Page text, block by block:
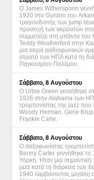
Ο James Witherspoon
1920 στο Gurdon του
τραγουδιστής των jump
προσοχή των ακροατών στο
συμμετείχε στη μπάντα του
Teddy Weatherford στην
μια σειρά ραδιοφωνικών
στρατό των ΗΠΑ κατά τη
Παγκοσμίου Πολέμου.
Σάββατο, 8 Αυγούστου
Ο Urbie Green γεννήθηκε
1926 στην Alabama των
τρομπονίστας της jazz που
Woody Herman, Gene
Frankie Carle.
Σάββατο, 8 Αυγούστου
Ο σαξοφωνίστας
Benny Carter γεννήθηκε
Υόρκη. Ήταν μια
jazz κατά τη διάρκεια των
1940 λαμβάνοντας μεγάλη